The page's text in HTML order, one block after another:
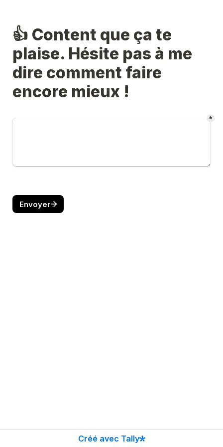
👍 Content que ça te
plaise. Hésite pas à me
dire comment faire
encore mieux !
*
Envoyer
Créé avec Tally